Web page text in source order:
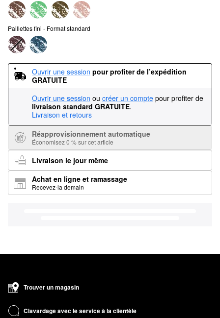
Paillettes fini - Format standard
Ouvrir une session pour profiter de l’expédition
GRATUITE
Ouvrir une session ou créer un compte pour profiter de
livraison standard GRATUITE.
Livraison et retours
Réapprovisionnement automatique
Économisez 0 % sur cet article
Livraison le jour même
Achat en ligne et ramassage
Recevez-la demain
Trouver un magasin
Clavardage avec le service à la clientèle